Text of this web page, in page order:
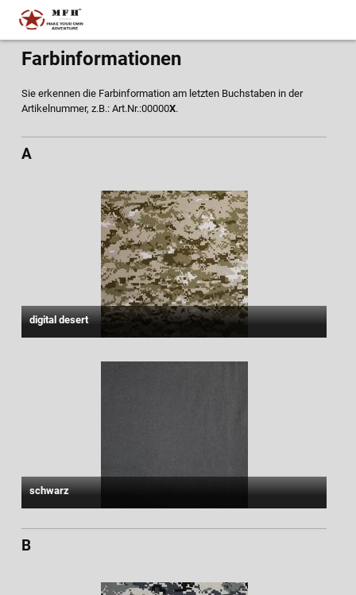
Farbinformationen
Sie erkennen die Farbinformation am letzten Buchstaben in der
Artikelnummer, z.B.: Art.Nr.:00000X.
A
digital desert
schwarz
B